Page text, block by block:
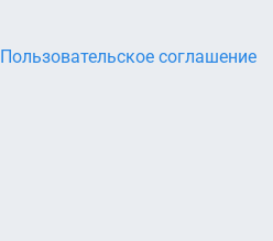
Пользовательское соглашение